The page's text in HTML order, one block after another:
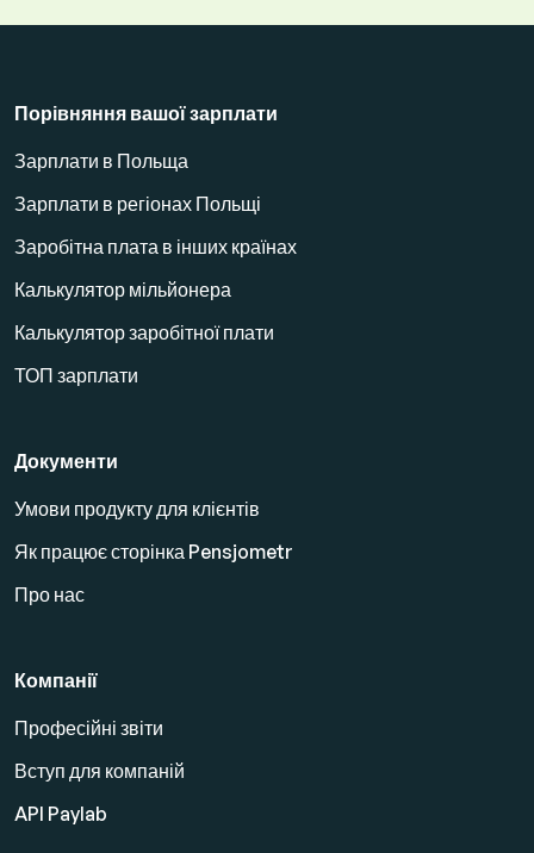
Порівняння вашої зарплати
Зарплати в Польща
Зарплати в регіонах Польщі
Заробітна плата в інших країнах
Калькулятор мільйонера
Калькулятор заробітної плати
ТОП зарплати
Документи
Умови продукту для клієнтів
Як працює сторінка Pensjometr
Про нас
Компанії
Професійні звіти
Вступ для компаній
API Paylab